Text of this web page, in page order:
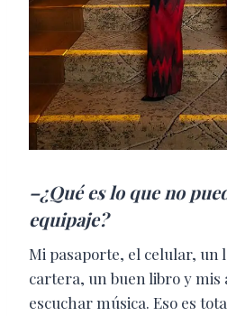
–¿Qué es lo que no
equipaje?
Mi pasaporte, el celular, un
cartera, un buen libro y mis
escuchar música. Eso es